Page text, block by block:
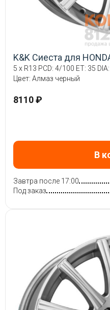
K&K Сиеста для
5 x R13 PCD: 4/100 ET: 35 DIA:
Цвет: Алмаз черный
8110 ₽
В
Завтра после 17:00
Под заказ